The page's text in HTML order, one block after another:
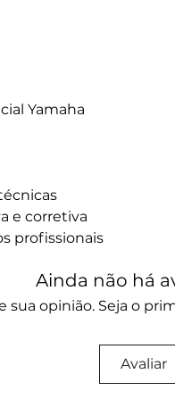
Yamaha
e corretiva
profissionais
Ainda não há
sua opinião. Seja o
Avaliar